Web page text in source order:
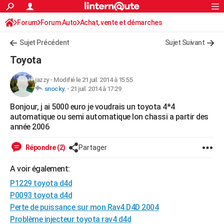
ACTUALITÉS
Politique
Société
Faits Divers
Education
Monde
Villes
+
FINANCE
Retraite
Impôts
Epargne
Immobilier
Risques naturels par ville
Banque
Assurance
Crédit
AUTO
Essais
Réserver un essai
Citadines
Berlines
SUV
Forum auto
+HIGH-TECH
Mobiles
Meilleur smartphone
Internet
Ordinateurs
Jeux vidéo
Guide high-tech
+
Forum
Aménagement intérieur
Extérieur
Cuisine
Salle de bains
Jardinage
Rangement
WEEK-END
Guides de France
Escapades
Patrimoine
Expositions
Musées
Week-end nature
+LIFESTYLE
Art de vivre
Bien-être
Loisirs
Mode
Modes de vie
SANTE
Alimentation
Guide de la santé
Maladies
Médicaments
Sommeil
VOYAGE
S'inscrire
Connexion
Forum Forum Auto Achat, vente et démarches
Sujet Précédent Sujet Suivant
Toyota
jazzy- Modifié le 21 juil. 2014 à 15:55
snocky. - 21 juil. 2014 à 17:29
Bonjour, j ai 5000 euro je voudrais un toyota 4*4
automatique ou semi automatique lon chassi a partir des
année 2006
Répondre (2) Partager
A voir également:
P1229 toyota d4d
P0093 toyota d4d
Perte de puissance sur mon Rav4 D4D 2004
Problème injecteur toyota rav4 d4d